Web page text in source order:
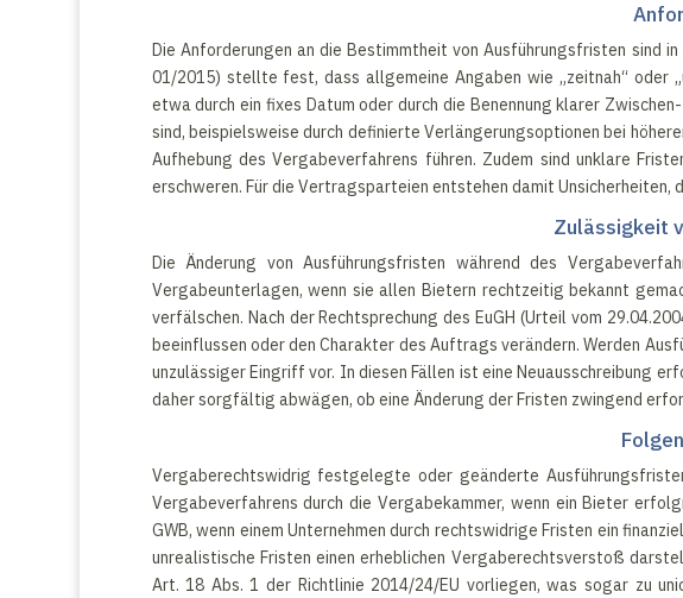
Die Anforderungen an die Bestimmtheit von Ausführungsfristen sind
01/2015) stellte fest, dass allgemeine Angaben wie „zeitnah“ oder
etwa durch ein fixes Datum oder durch die Benennung klarer
sind, beispielsweise durch definierte Verlängerungsoptionen bei
Aufhebung des Vergabeverfahrens führen. Zudem sind unklare
erschweren. Für die Vertragsparteien entstehen damit
Zulässigkeit
Die Änderung von Ausführungsfristen während des
Vergabeunterlagen, wenn sie allen Bietern rechtzeitig bekannt
verfälschen. Nach der Rechtsprechung des EuGH (Urteil vom
beeinflussen oder den Charakter des Auftrags verändern. Werden
unzulässiger Eingriff vor. In diesen Fällen ist eine Neuausschreibung
daher sorgfältig abwägen, ob eine Änderung der Fristen zwingend
Vergaberechtswidrig festgelegte oder geänderte
Vergabeverfahrens durch die Vergabekammer, wenn ein Bieter
GWB, wenn einem Unternehmen durch rechtswidrige Fristen ein
unrealistische Fristen einen erheblichen Vergaberechtsverstoß
Art. 18 Abs. 1 der Richtlinie 2014/24/EU vorliegen, was sogar zu